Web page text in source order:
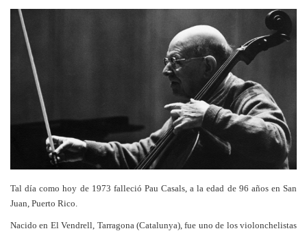
Tal día como hoy de 1973 falleció Pau Casals, a la edad de 96 años en San
Juan, Puerto Rico.
Nacido en El Vendrell, Tarragona (Catalunya), fue uno de los violonchelistas